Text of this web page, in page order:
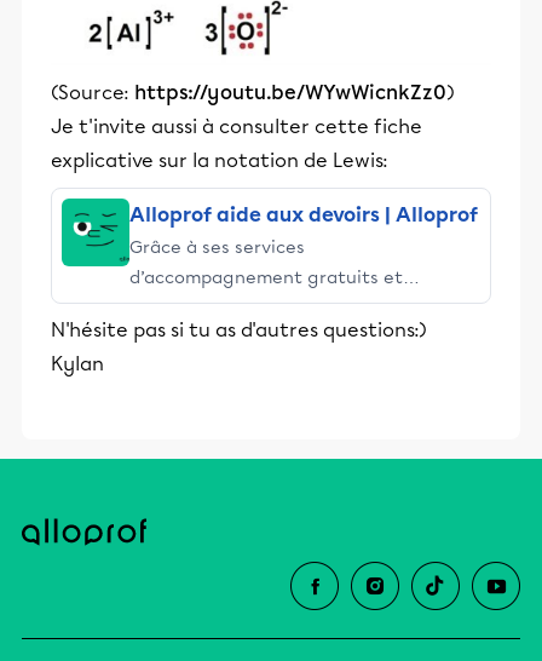
(Source: https://youtu.be/WYwWicnkZz0)
Je t'invite aussi à consulter cette fiche
explicative sur la notation de Lewis:
Alloprof aide aux devoirs | Alloprof
Grâce à ses services
d’accompagnement gratuits et
stimulants, Alloprof engage les élèves
et leurs parents dans la réussite
N'hésite pas si tu as d'autres questions:)
Kylan